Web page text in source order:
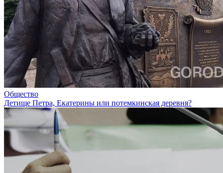
Общество
Детище Петра, Екатерины или потемкинская деревня?